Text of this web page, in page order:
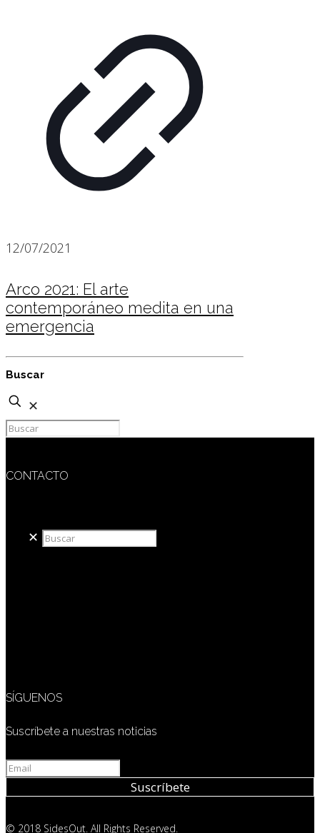
12/07/2021
Arco 2021: El arte
contemporáneo medita en una
emergencia
Buscar
✕
CONTACTO
✕
SÍGUENOS
Suscríbete a nuestras noticias
© 2018 SidesOut. All Rights Reserved.